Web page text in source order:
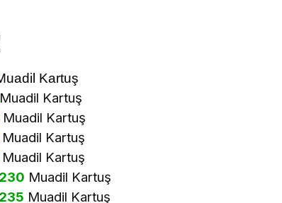
Kartuş
Muadil Kartuş
Muadil Kartuş
Muadil Kartuş
Muadil Kartuş
Muadil Kartuş
Muadil Kartuş